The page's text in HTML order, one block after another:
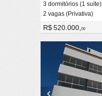
3 dormitórios (1 suíte)
2 vagas (Privativa)
R$ 520.000,00